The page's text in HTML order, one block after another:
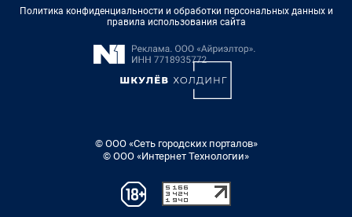
Политика конфиденциальности и обработки персональных данных и
правила использования сайта
© ООО «Сеть городских порталов»
© ООО «Интернет Технологии»